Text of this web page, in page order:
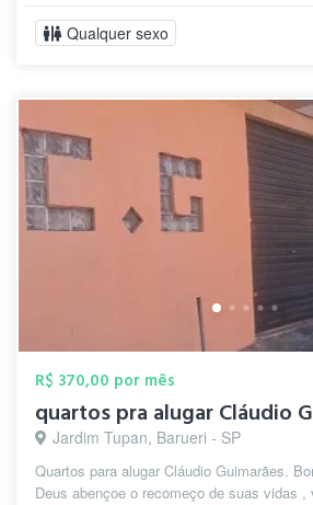
Qualquer sexo
R$ 370,00 por mês
quartos pra alugar Cláudio
Jardim Tupan, Barueri - SP
Quartos para alugar Cláudio Guimarães.
Deus abençoe o recomeço de suas vidas ,